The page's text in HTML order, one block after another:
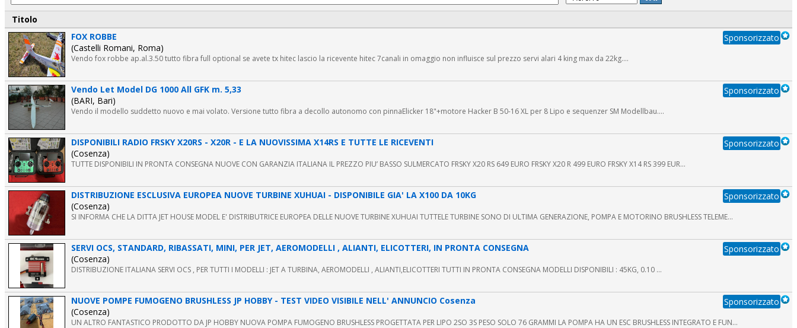
Titolo
Sponsorizzato
FOX ROBBE
(Castelli Romani, Roma)
Vendo fox robbe ap.al.3.50 tutto fibra full optional se avete tx hitec lascio la ricevente hitec 7canali in omaggio non influisce sul prezzo servi alari 4 king max da 22kg....
Sponsorizzato
Vendo Let Model DG 1000 All GFK m. 5,33
(BARI, Bari)
Vendo il modello suddetto nuovo e mai volato. Versione tutto fibra a decollo autonomo con pinnaElicker 18"+motore Hacker B 50-16 XL per 8 Lipo e sequenzer SM Modellbau....
Sponsorizzato
DISPONIBILI RADIO FRSKY X20RS - X20R - E LA NUOVISSIMA X14RS E TUTTE LE RICEVENTI
(Cosenza)
TUTTE DISPONIBILI IN PRONTA CONSEGNA NUOVE CON GARANZIA ITALIANA IL PREZZO PIU’ BASSO SULMERCATO FRSKY X20 RS 649 EURO FRSKY X20 R 499 EURO FRSKY X14 RS 399 EUR...
Sponsorizzato
DISTRIBUZIONE ESCLUSIVA EUROPEA NUOVE TURBINE XUHUAI - DISPONIBILE GIA' LA X100 DA 10KG
(Cosenza)
SI INFORMA CHE LA DITTA JET HOUSE MODEL E' DISTRIBUTRICE EUROPEA DELLE NUOVE TURBINE XUHUAI TUTTELE TURBINE SONO DI ULTIMA GENERAZIONE, POMPA E MOTORINO BRUSHLESS TELEME...
Sponsorizzato
SERVI OCS, STANDARD, RIBASSATI, MINI, PER JET, AEROMODELLI , ALIANTI, ELICOTTERI, IN PRONTA CONSEGNA
(Cosenza)
DISTRIBUZIONE ITALIANA SERVI OCS , PER TUTTI I MODELLI : JET A TURBINA, AEROMODELLI , ALIANTI,ELICOTTERI TUTTI IN PRONTA CONSEGNA MODELLI DISPONIBILI : 45KG, 0.10 ...
Sponsorizzato
NUOVE POMPE FUMOGENO BRUSHLESS JP HOBBY - TEST VIDEO VISIBILE NELL' ANNUNCIO Cosenza
(Cosenza)
UN ALTRO FANTASTICO PRODOTTO DA JP HOBBY NUOVA POMPA FUMOGENO BRUSHLESS PROGETTATA PER LIPO 2SO 3S PESO SOLO 76 GRAMMI LA POMPA HA UN ESC BRUSHLESS INTEGRATO E FUN...